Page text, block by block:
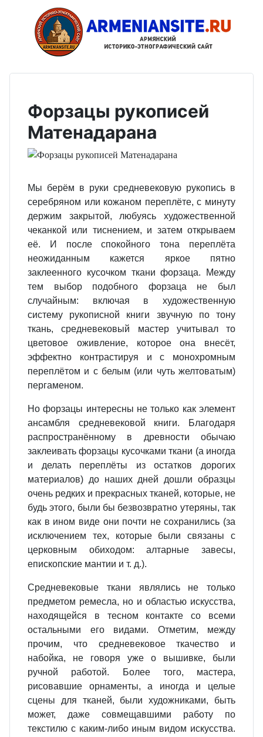
Форзацы рукописей
Матенадарана
Мы берём в руки средневековую рукопись в
серебряном или кожаном переплёте, с минуту
держим закрытой, любуясь художественной
чеканкой или тиснением, и затем открываем
её. И после спокойного тона переплёта
неожиданным кажется яркое пятно
заклеенного кусочком ткани форзаца. Между
тем выбор подобного форзаца не был
случайным: включая в художественную
систему рукописной книги звучную по тону
ткань, средневековый мастер учитывал то
цветовое оживление, которое она внесёт,
эффектно контрастируя и с монохромным
переплётом и с белым (или чуть желтоватым)
пергаменом.
Но форзацы интересны не только как элемент
ансамбля средневековой книги. Благодаря
распространённому в древности обычаю
заклеивать форзацы кусочками ткани (а иногда
и делать переплёты из остатков дорогих
материалов) до наших дней дошли образцы
очень редких и прекрасных тканей, которые, не
будь этого, были бы безвозвратно утеряны, так
как в ином виде они почти не сохранились (за
исключением тех, которые были связаны с
церковным обиходом: алтарные завесы,
епископские мантии и т. д.).
Средневековые ткани являлись не только
предметом ремесла, но и областью искусства,
находящейся в тесном контакте со всеми
остальными его видами. Отметим, между
прочим, что средневековое ткачество и
набойка, не говоря уже о вышивке, были
ручной работой. Более того, мастера,
рисовавшие орнаменты, а иногда и целые
сцены для тканей, были художниками, быть
может, даже совмещавшими работу по
текстилю с каким‐либо иным видом искусства.